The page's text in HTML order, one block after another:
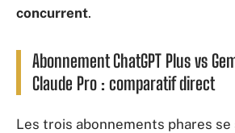
concurrent.
Abonnement ChatGPT Plus vs
Claude Pro : comparatif direct
Les trois abonnements phares